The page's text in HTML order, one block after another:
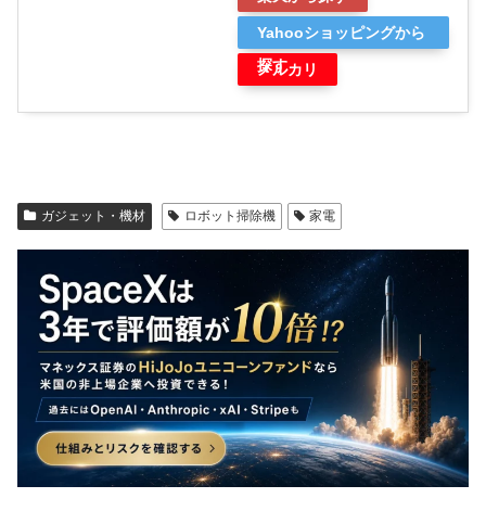
Yahooショッピングから
探す
メルカリ
ガジェット・機材 ロボット掃除機 家電